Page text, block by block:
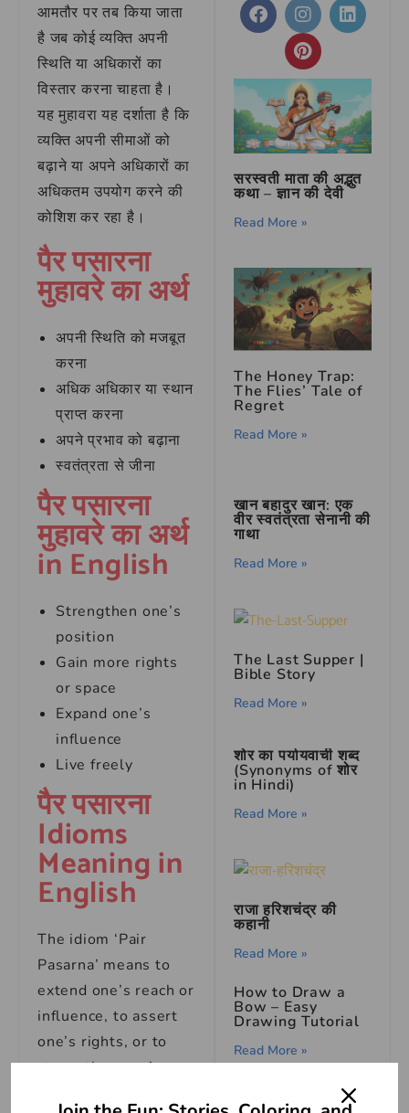
आमतौर पर तब किया जाता
है जब कोई व्यक्ति अपनी
स्थिति या अधिकारों का
विस्तार करना चाहता है।
यह मुहावरा यह दर्शाता है कि
व्यक्ति अपनी सीमाओं को
बढ़ाने या अपने अधिकारों का
अधिकतम उपयोग करने की
कोशिश कर रहा है।
पैर पसारना
मुहावरे का अर्थ
अपनी स्थिति को मजबूत
करना
अधिक अधिकार या स्थान
प्राप्त करना
अपने प्रभाव को बढ़ाना
स्वतंत्रता से जीना
पैर पसारना
मुहावरे का अर्थ
in English
Strengthen one’s
position
Gain more rights
or space
Expand one’s
influence
Live freely
पैर पसारना
Idioms
Meaning in
English
The idiom ‘Pair
Pasarna’ means to
extend one’s reach or
influence, to assert
one’s rights, or to
strengthen one’s
सरस्वती माता की अद्भुत
कथा – ज्ञान की देवी
Read More »
The Honey Trap:
The Flies’ Tale of
Regret
Read More »
खान बहादुर खान: एक
वीर स्वतंत्रता सेनानी की
गाथा
Read More »
The Last Supper |
Bible Story
Read More »
शोर का पर्यायवाची शब्द
(Synonyms of शोर
in Hindi)
Read More »
राजा हरिशचंद्र की
कहानी
Read More »
How to Draw a
Bow – Easy
Drawing Tutorial
Read More »